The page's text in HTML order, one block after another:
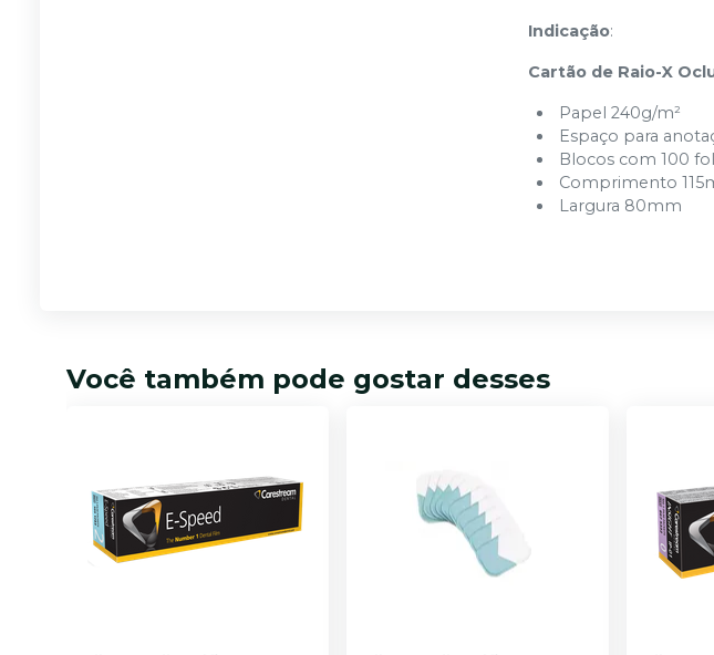
Indicação:
Cartão de Raio-X
Papel 240g/m²
Espaço para
Blocos com 100
Comprimento
Largura 80mm
Você também pode gostar desses